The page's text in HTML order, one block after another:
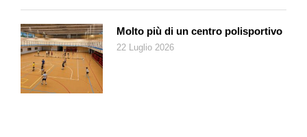
Molto più di un centro polisportivo
22 Luglio 2026